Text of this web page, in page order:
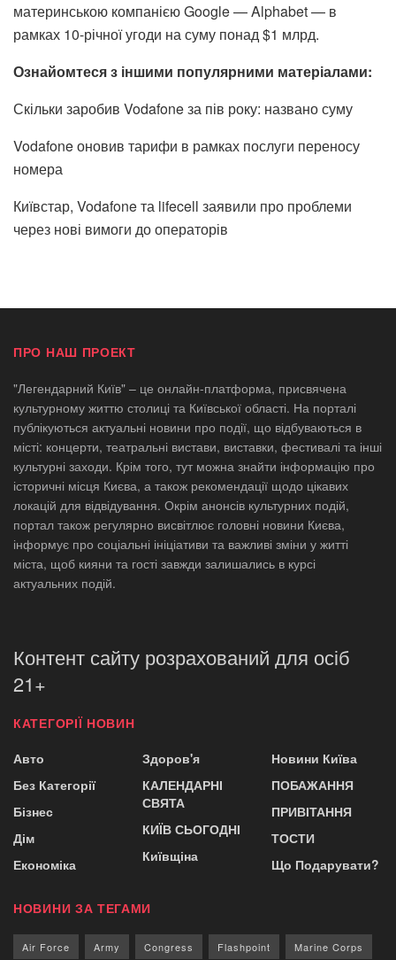
материнською компанією Google — Alphabet — в
рамках 10-річної угоди на суму понад $1 млрд.
Ознайомтеся з іншими популярними матеріалами:
Скільки заробив Vodafone за пів року: названо суму
Vodafone оновив тарифи в рамках послуги переносу
номера
Київстар, Vodafone та lifecell заявили про проблеми
через нові вимоги до операторів
ПРО НАШ ПРОЕКТ
"Легендарний Київ" – це онлайн-платформа, присвячена
культурному життю столиці та Київської області. На порталі
публікуються актуальні новини про події, що відбуваються в
місті: концерти, театральні вистави, виставки, фестивалі та інші
культурні заходи. Крім того, тут можна знайти інформацію про
історичні місця Києва, а також рекомендації щодо цікавих
локацій для відвідування. Окрім анонсів культурних подій,
портал також регулярно висвітлює головні новини Києва,
інформує про соціальні ініціативи та важливі зміни у житті
міста, щоб кияни та гості завжди залишались в курсі
актуальних подій.
Контент сайту розрахований для осіб
21+
КАТЕГОРІЇ НОВИН
Авто
Без Категорії
Бізнес
Дім
Економіка
Здоров'я
КАЛЕНДАРНІ
СВЯТА
КИЇВ СЬОГОДНІ
Київщіна
Новини Київа
ПОБАЖАННЯ
ПРИВІТАННЯ
ТОСТИ
Що Подарувати?
НОВИНИ ЗА ТЕГАМИ
Air Force Army Congress Flashpoint Marine Corps